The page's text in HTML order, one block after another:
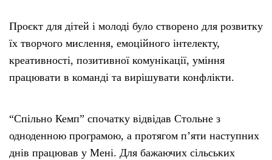
Проєкт для дітей і молоді було створено для розвитку
їх творчого мислення, емоційного інтелекту,
креативності, позитивної комунікації, уміння
працювати в команді та вирішувати конфлікти.
“Спільно Кемп” спочатку відвідав Стольне з
одноденною програмою, а протягом п’яти наступних
днів працював у Мені. Для бажаючих сільських